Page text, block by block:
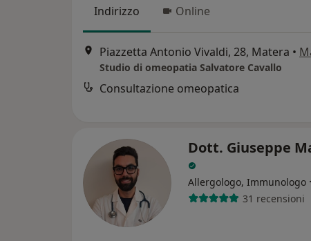
Indirizzo Online
Piazzetta Antonio Vivaldi, 28, Matera •
Studio di omeopatia Salvatore Cavallo
Consultazione omeopatica
Dott. Giuseppe
Allergologo, Immunologo ·
31 recensioni